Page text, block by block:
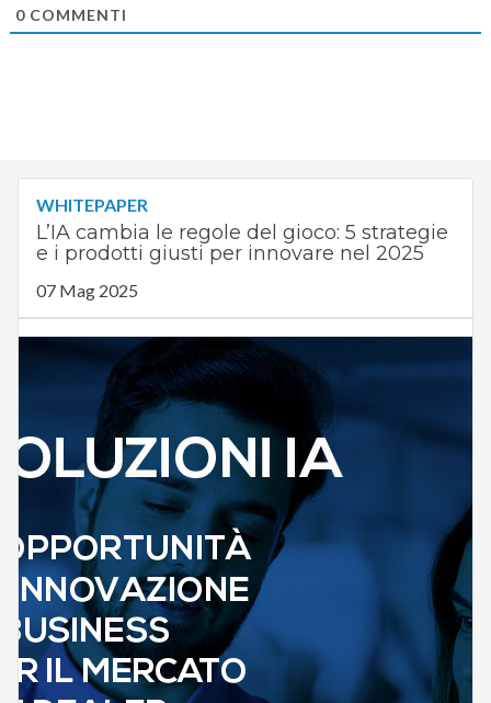
0COMMENTI
WHITEPAPER
L’IA cambia le regole del gioco: 5 strategie
e i prodotti giusti per innovare nel 2025
07 Mag 2025